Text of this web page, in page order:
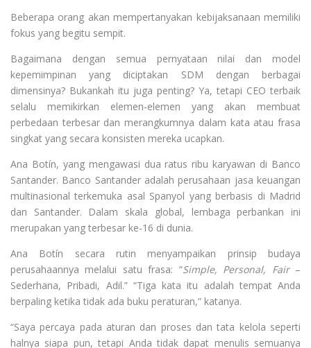
Beberapa orang akan mempertanyakan kebijaksanaan memiliki
fokus yang begitu sempit.
Bagaimana dengan semua pernyataan nilai dan model
kepemimpinan yang diciptakan SDM dengan berbagai
dimensinya? Bukankah itu juga penting? Ya, tetapi CEO terbaik
selalu memikirkan elemen-elemen yang akan membuat
perbedaan terbesar dan merangkumnya dalam kata atau frasa
singkat yang secara konsisten mereka ucapkan.
Ana Botín, yang mengawasi dua ratus ribu karyawan di Banco
Santander. Banco Santander adalah perusahaan jasa keuangan
multinasional terkemuka asal Spanyol yang berbasis di Madrid
dan Santander. Dalam skala global, lembaga perbankan ini
merupakan yang terbesar ke-16 di dunia.
Ana Botín secara rutin menyampaikan prinsip budaya
perusahaannya melalui satu frasa: “Simple, Personal, Fair–
Sederhana, Pribadi, Adil.” “Tiga kata itu adalah tempat Anda
berpaling ketika tidak ada buku peraturan,” katanya.
“Saya percaya pada aturan dan proses dan tata kelola seperti
halnya siapa pun, tetapi Anda tidak dapat menulis semuanya